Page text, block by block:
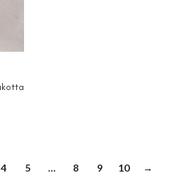
4 5 … 8 9 10 →